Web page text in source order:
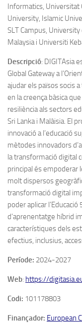
Informatics, Universitat
University, Islamic
SLT Campus,
Malaysia i Universiti
Descripció: DIGITAsia
Global Gateway a
ajudar els països socis
en la creença bàsica
resiliència als sectors
Sri Lanka i Malàisia. El
innovació a l’educació
mètodes innovadors
la transformació digital
principal és empoderar
molt dispersos
transformació digital
poder aplicar
d’aprenentatge híbrid
característiques dels
efectius, inclusius,
Període: 2024-2027
Web: https://
Codi: 101178803
Finançador: European